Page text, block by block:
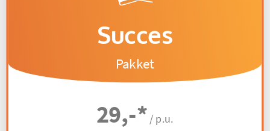
Succes
Pakket
29,-* / p.u.